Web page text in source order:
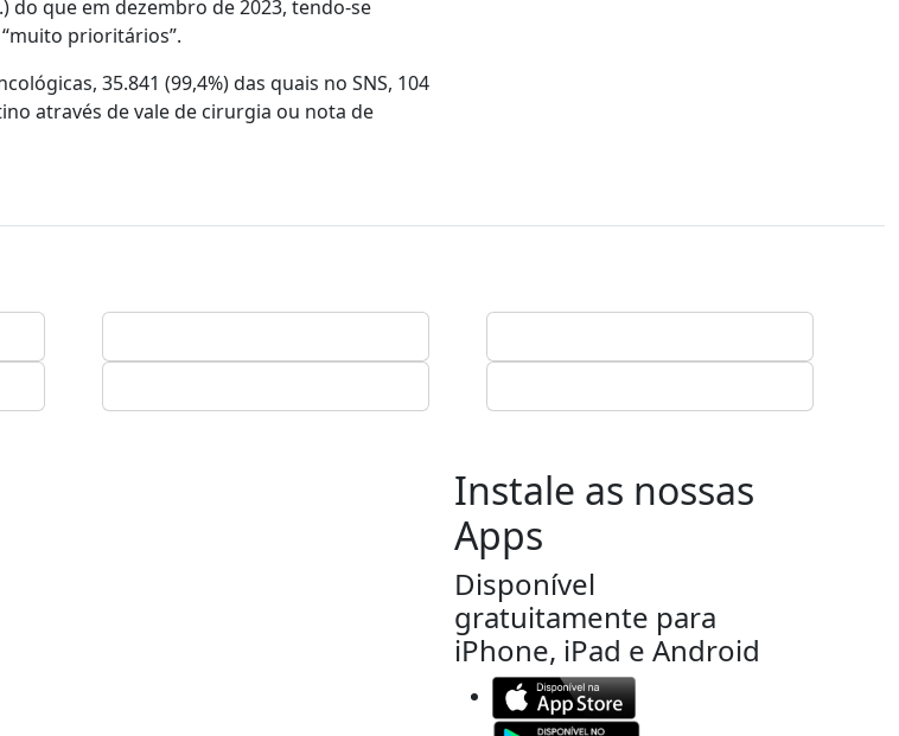
do que em dezembro de 2023, tendo-se
prioritários”.
35.841 (99,4%) das quais no SNS, 104
através de vale de cirurgia ou nota de
Instale as nossas
Apps
Disponível
gratuitamente para
iPhone, iPad e Android